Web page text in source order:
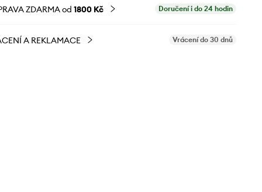
ZDARMA od 1800 Kč Doručení i do 24 hodin
A REKLAMACE Vrácení do 30 dnů